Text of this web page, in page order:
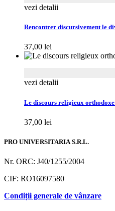
vezi detalii
Rencontrer discursivement le
37,00 lei
vezi detalii
Le discours religieux
37,00 lei
PRO UNIVERSITARIA S.R.L.
Nr. ORC: J40/1255/2004
CIF: RO16097580
Condiții generale de vânzare